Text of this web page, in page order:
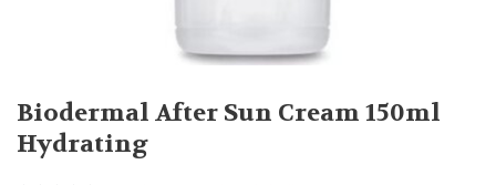
Biodermal After Sun Cream 150ml
Hydrating